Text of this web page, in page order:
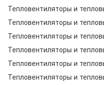
Тепловентиляторы и
Тепловентиляторы и
Тепловентиляторы и
Тепловентиляторы и
Тепловентиляторы и
Тепловентиляторы и